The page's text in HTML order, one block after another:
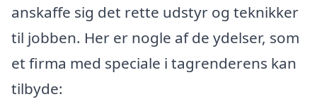
anskaffe sig det rette udstyr og teknikker
til jobben. Her er nogle af de ydelser, som
et firma med speciale i tagrenderens kan
tilbyde: